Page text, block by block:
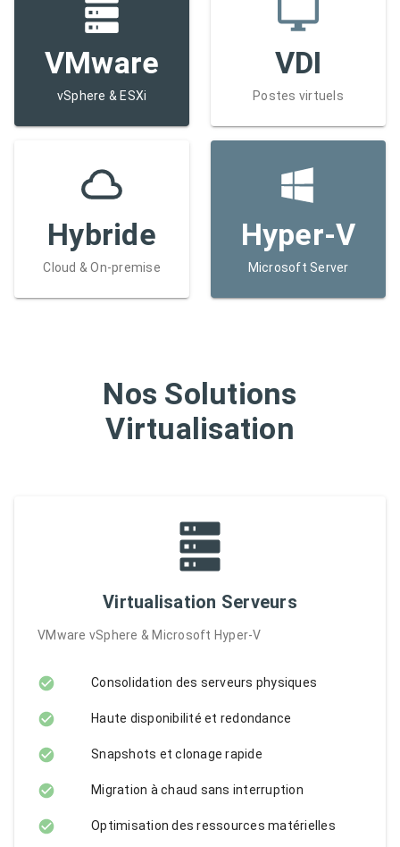
VMware
vSphere & ESXi
Hybride
Cloud & On-premise
VDI
Postes virtuels
Hyper-V
Microsoft Server
Nos Solutions
Virtualisation
Virtualisation Serveurs
VMware vSphere & Microsoft Hyper-V
Consolidation des serveurs physiques
Haute disponibilité et redondance
Snapshots et clonage rapide
Migration à chaud sans interruption
Optimisation des ressources matérielles